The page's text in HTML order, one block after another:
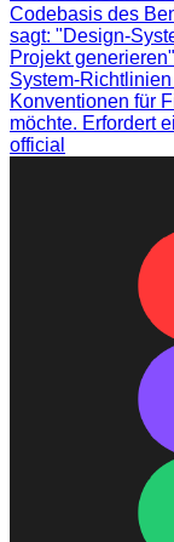
Codebasis des
sagt: "Design-
Projekt
System-
Konventionen für
möchte. Erfordert
official